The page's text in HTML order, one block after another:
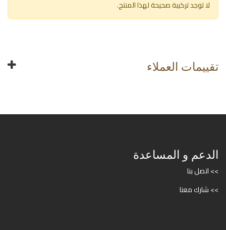
لا توجد تركيبة صحيحة لهذا المنتج.
تقييمات العملاء
الدعم و المساعدة
>> اتصل بنا
>> شارك معنا